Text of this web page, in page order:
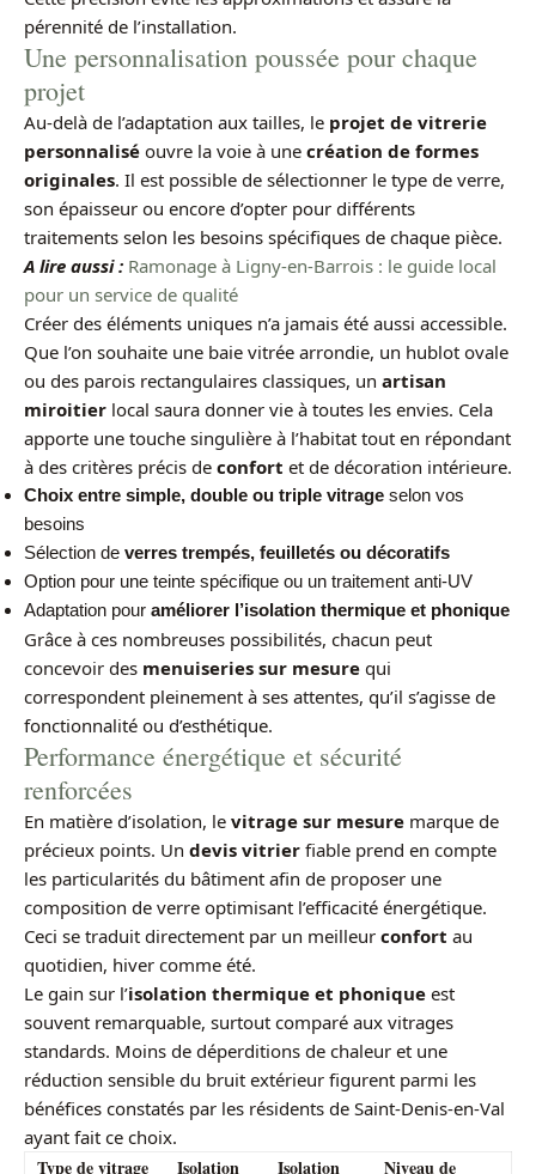
pérennité de l’installation.
Une personnalisation poussée pour chaque
projet
Au-delà de l’adaptation aux tailles, le projet de vitrerie
personnalisé ouvre la voie à une création de formes
originales. Il est possible de sélectionner le type de verre,
son épaisseur ou encore d’opter pour différents
traitements selon les besoins spécifiques de chaque pièce.
A lire aussi : Ramonage à Ligny-en-Barrois : le guide local
pour un service de qualité
Créer des éléments uniques n’a jamais été aussi accessible.
Que l’on souhaite une baie vitrée arrondie, un hublot ovale
ou des parois rectangulaires classiques, un artisan
miroitier local saura donner vie à toutes les envies. Cela
apporte une touche singulière à l’habitat tout en répondant
à des critères précis de confort et de décoration intérieure.
Choix entre simple, double ou triple vitrage selon vos
besoins
Sélection de verres trempés, feuilletés ou décoratifs
Option pour une teinte spécifique ou un traitement anti-UV
Adaptation pour améliorer l’isolation thermique et phonique
Grâce à ces nombreuses possibilités, chacun peut
concevoir des menuiseries sur mesure qui
correspondent pleinement à ses attentes, qu’il s’agisse de
fonctionnalité ou d’esthétique.
Performance énergétique et sécurité
renforcées
En matière d’isolation, le vitrage sur mesure marque de
précieux points. Un devis vitrier fiable prend en compte
les particularités du bâtiment afin de proposer une
composition de verre optimisant l’efficacité énergétique.
Ceci se traduit directement par un meilleur confort au
quotidien, hiver comme été.
Le gain sur l’isolation thermique et phonique est
souvent remarquable, surtout comparé aux vitrages
standards. Moins de déperditions de chaleur et une
réduction sensible du bruit extérieur figurent parmi les
bénéfices constatés par les résidents de Saint-Denis-en-Val
ayant fait ce choix.
Type de vitrage Isolation Isolation Niveau de